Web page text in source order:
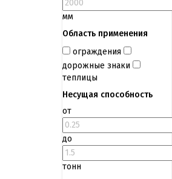
мм
Область применения
ограждения
дорожные знаки
теплицы
Несущая способность
от
до
тонн